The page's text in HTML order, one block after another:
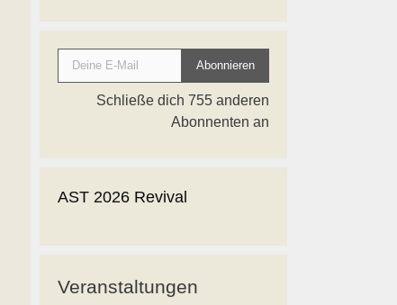
Deine E-Mail
Abonnieren
Schließe dich 755 anderen
Abonnenten an
AST 2026 Revival
Veranstaltungen